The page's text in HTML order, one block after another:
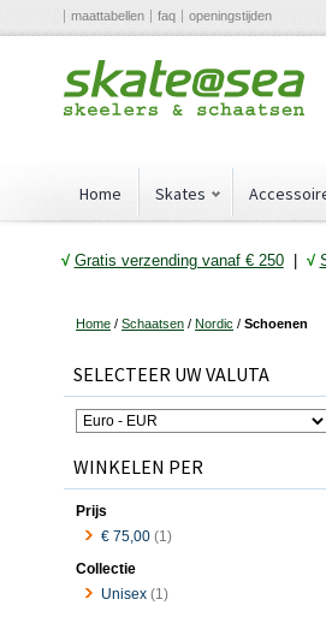
maattabellen faq openingstijden
Home Skates
√ Gratis verzending vanaf € 250| √
Home / Schaatsen / Nordic / Schoenen
SELECTEER UW VALUTA
WINKELEN PER
Prijs
€ 75,00 (1)
Collectie
Unisex (1)